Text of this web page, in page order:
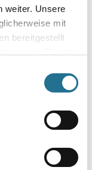
weiter. Unsere
mit
bereitgestellt